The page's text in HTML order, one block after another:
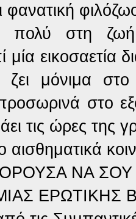
φανατική
πολύ στη ζωή
μία
μόνιμα στο
στο
τις ώρες της
αισθηματικά
ΝΑ
ΕΡΩΤΙΚΗΣ